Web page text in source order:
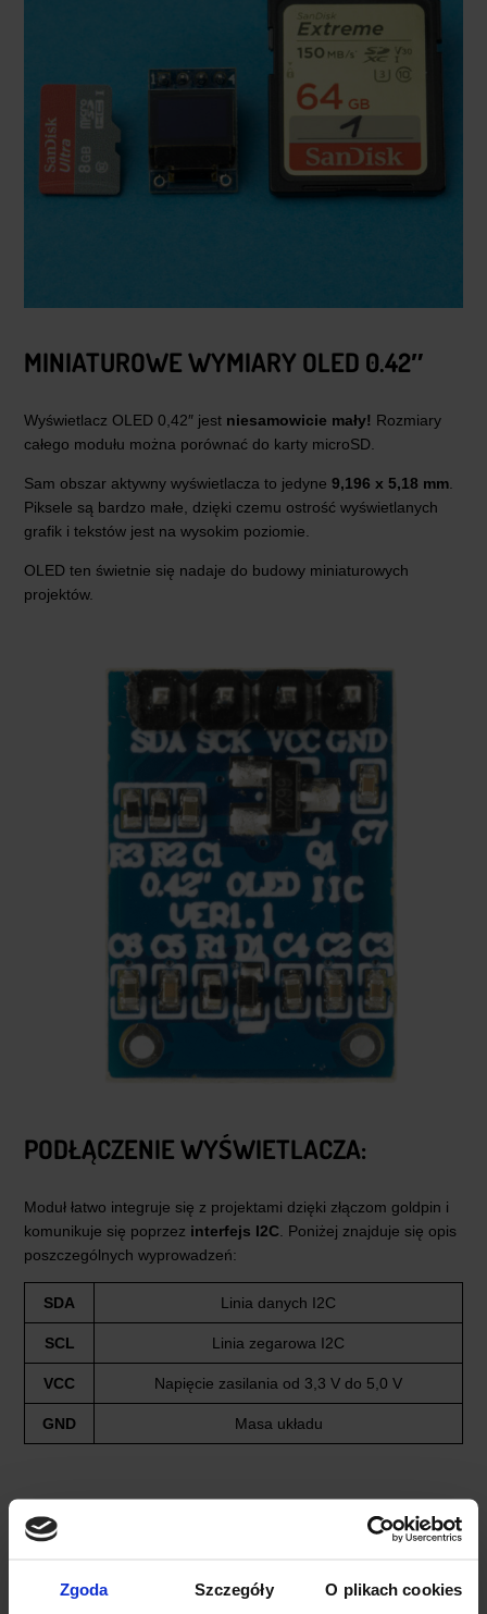
Zgoda Szczegóły O plikach cookies
MINIATUROWE WYMIARY OLED 0.42″
Wyświetlacz OLED 0,42″ jest niesamowicie mały! Rozmiary
całego modułu można porównać do karty microSD.
Sam obszar aktywny wyświetlacza to jedyne 9,196 x 5,18 mm.
Piksele są bardzo małe, dzięki czemu ostrość wyświetlanych
grafik i tekstów jest na wysokim poziomie.
OLED ten świetnie się nadaje do budowy miniaturowych
projektów.
PODŁĄCZENIE WYŚWIETLACZA:
Moduł łatwo integruje się z projektami dzięki złączom goldpin i
komunikuje się poprzez interfejs I2C. Poniżej znajduje się opis
poszczególnych wyprowadzeń:
SDA Linia danych I2C
SCL Linia zegarowa I2C
VCC Napięcie zasilania od 3,3 V do 5,0 V
GND Masa układu